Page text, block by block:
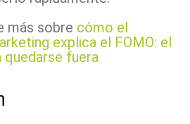
más sobre cómo el
explica el FOMO: el
quedarse fuera